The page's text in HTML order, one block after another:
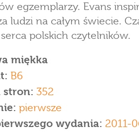
egzemplarzy. Evans
ludzi na całym świecie.
polskich czytelników.
miękka
B6
stron: 352
pierwsze
wydania: 2011-